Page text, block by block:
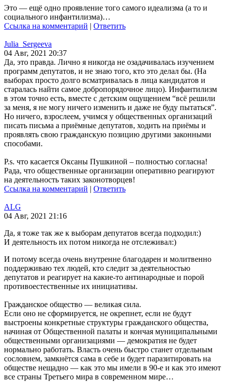
Это — ещё одно проявление того самого идеализма (а то и
социального инфантилизма)…
Ссылка на комментарий | Ответить
Julia_Sergeeva
04 Авг, 2021 20:37
Да, это правда. Лично я никогда не озадачивалась изучением
программ депутатов, и не знаю того, кто это делал бы. (На
выборах просто долго всматривалась в лица кандидатов и
старалась найти самое добропорядочное лицо). Инфантилизм
в этом точно есть, вместе с детским ощущением “всё решили
за меня, я не могу ничего изменить и даже не буду пытаться”.
Но ничего, взрослеем, учимся у общественных организаций
писать письма а приёмные депутатов, ходить на приёмы и
проявлять свою гражданскую позицию другими законными
способами.
P.s. что касается Оксаны Пушкиной – полностью согласна!
Рада, что общественные организации оперативно реагируют
на деятельность таких законотворцев!
Ссылка на комментарий | Ответить
ALG
04 Авг, 2021 21:16
Да, я тоже так же к выборам депутатов всегда подходил:)
И деятельность их потом никогда не отслеживал:)
И потому всегда очень внутренне благодарен и молитвенно
поддерживаю тех людей, кто следит за деятельностью
депутатов и реагирует на какие-то антинародные и порой
противоестественные их инициативы.
Гражданское общество — великая сила.
Если оно не сформируется, не окрепнет, если не будут
выстроены конкретные структуры гражданского общества,
начиная от Общественной палаты и кончая муниципальными
общественными организациями — демократия не будет
нормально работать. Власть очень быстро станет отдельным
сословием, замкнётся сама в себе и будет паразитировать на
обществе нещадно — как это мы имели в 90-е и как это имеют
все страны Третьего мира в современном мире…